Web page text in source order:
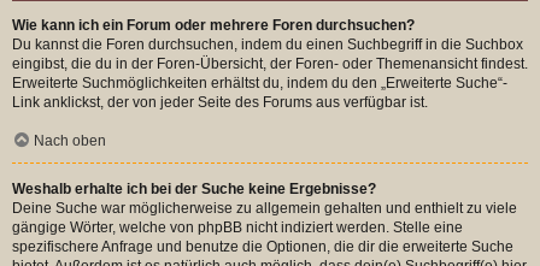
Wie kann ich ein Forum oder mehrere Foren durchsuchen?
Du kannst die Foren durchsuchen, indem du einen Suchbegriff in die Suchbox
eingibst, die du in der Foren-Übersicht, der Foren- oder Themenansicht findest.
Erweiterte Suchmöglichkeiten erhältst du, indem du den „Erweiterte Suche“-
Link anklickst, der von jeder Seite des Forums aus verfügbar ist.
Nach oben
Weshalb erhalte ich bei der Suche keine Ergebnisse?
Deine Suche war möglicherweise zu allgemein gehalten und enthielt zu viele
gängige Wörter, welche von phpBB nicht indiziert werden. Stelle eine
spezifischere Anfrage und benutze die Optionen, die dir die erweiterte Suche